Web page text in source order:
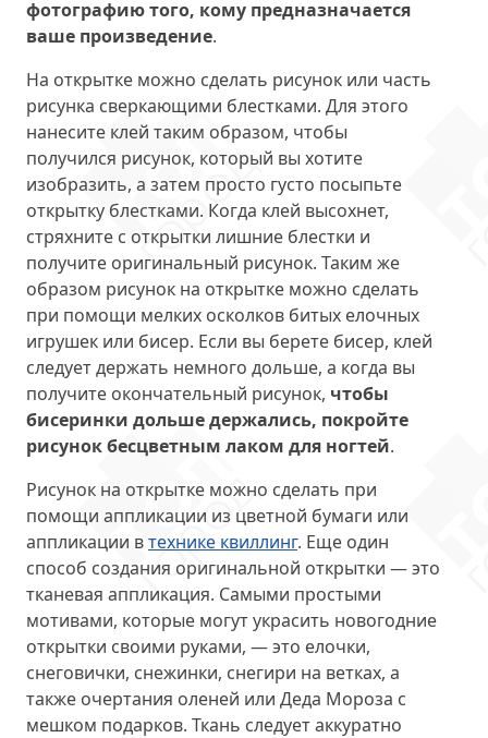
фотографию того, кому предназначается
ваше произведение.
На открытке можно сделать рисунок или часть
рисунка сверкающими блестками. Для этого
нанесите клей таким образом, чтобы
получился рисунок, который вы хотите
изобразить, а затем просто густо посыпьте
открытку блестками. Когда клей высохнет,
стряхните с открытки лишние блестки и
получите оригинальный рисунок. Таким же
образом рисунок на открытке можно сделать
при помощи мелких осколков битых елочных
игрушек или бисер. Если вы берете бисер, клей
следует держать немного дольше, а когда вы
получите окончательный рисунок, чтобы
бисеринки дольше держались, покройте
рисунок бесцветным лаком для ногтей.
Рисунок на открытке можно сделать при
помощи аппликации из цветной бумаги или
аппликации втехнике квиллинг. Еще один
способ создания оригинальной открытки — это
тканевая аппликация. Самыми простыми
мотивами, которые могут украсить новогодние
открытки своими руками, — это елочки,
снеговички, снежинки, снегири на ветках, а
также очертания оленей или Деда Мороза с
мешком подарков. Ткань следует аккуратно